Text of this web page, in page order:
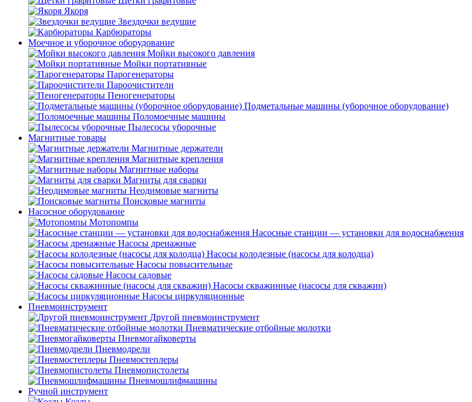
Якоря
Звездочки ведущие
Карбюраторы
Моечное и уборочное оборудование
Мойки высокого давления
Мойки портативные
Парогенераторы
Пароочистители
Пеногенераторы
Подметальные машины (уборочное оборудование)
Поломоечные машины
Пылесосы уборочные
Магнитные товары
Магнитные держатели
Магнитные крепления
Магнитные наборы
Магниты для сварки
Неодимовые магниты
Поисковые магниты
Насосное оборудование
Мотопомпы
Насосные станции — установки для водоснабжения
Насосы дренажные
Насосы колодезные (насосы для колодца)
Насосы повысительные
Насосы садовые
Насосы скважинные (насосы для скважин)
Насосы циркуляционные
Пневмоинструмент
Другой пневмоинструмент
Пневматические отбойные молотки
Пневмогайковерты
Пневмодрели
Пневмостеплеры
Пневмопистолеты
Пневмошлифмашины
Ручной инструмент